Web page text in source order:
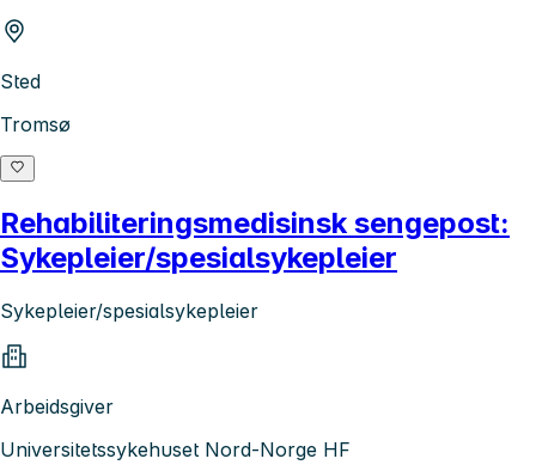
Sted
Tromsø
Rehabiliteringsmedisinsk sengepost:
Sykepleier/spesialsykepleier
Sykepleier/spesialsykepleier
Arbeidsgiver
Universitetssykehuset Nord-Norge HF